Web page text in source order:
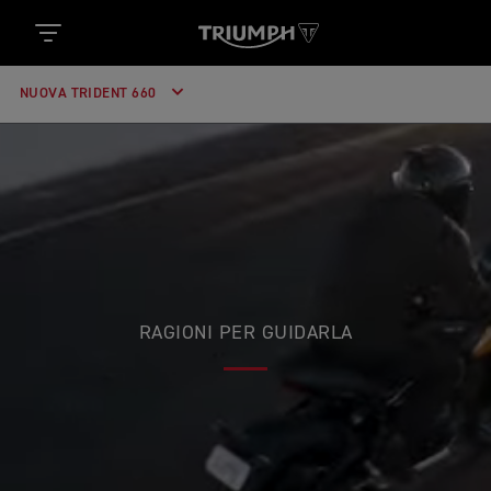
NUOVA TRIDENT 660
RAGIONI PER GUIDARLA